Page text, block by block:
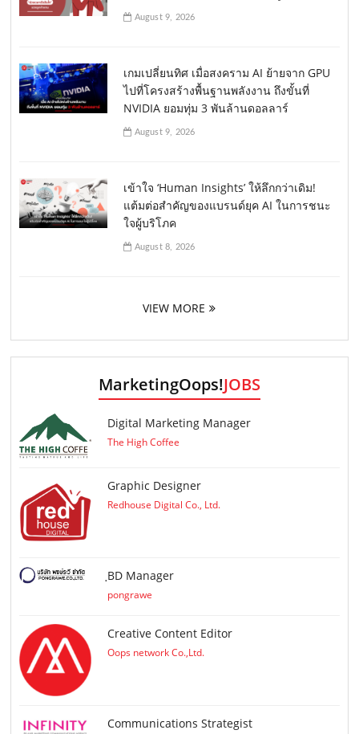
August 9, 2026
เกมเปลี่ยนทิศ เมื่อสงคราม AI ย้ายจาก GPU
ไปที่โครงสร้างพื้นฐานพลังงาน ถึงขั้นที่
NVIDIA ยอมทุ่ม 3 พันล้านดอลลาร์
August 9, 2026
เข้าใจ ‘Human Insights’ ให้ลึกกว่าเดิม!
แต้มต่อสำคัญของแบรนด์ยุค AI ในการชนะ
ใจผู้บริโภค
August 8, 2026
VIEW MORE
MarketingOops!JOBS
Digital Marketing Manager
The High Coffee
Graphic Designer
Redhouse Digital Co., Ltd.
ฺBD Manager
pongrawe
Creative Content Editor
Oops network Co.,Ltd.
Communications Strategist